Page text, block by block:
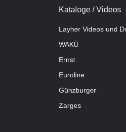
Kataloge / Videos
Layher Videos und
WAKÜ
Ernst
Euroline
Günzburger
Zarges